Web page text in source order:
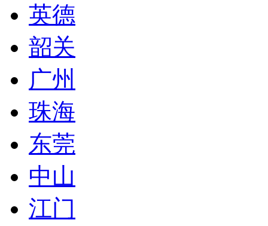
英德
韶关
广州
珠海
东莞
中山
江门